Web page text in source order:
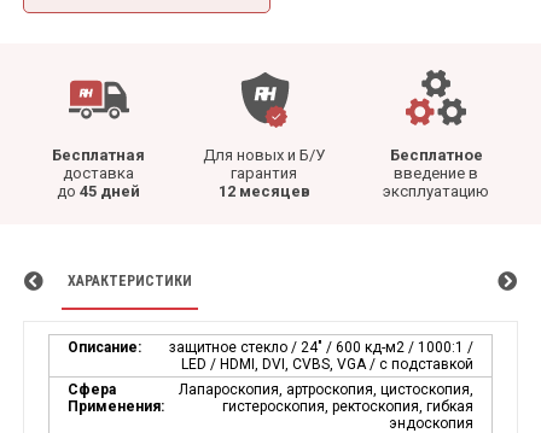
Бесплатная
доставка
до 45 дней
Для новых и Б/У
гарантия
12 месяцев
Бесплатное
введение в
эксплуатацию
ХАРАКТЕРИСТИКИ
Описание:
защитное стекло / 24" / 600 кд-м2 / 1000:1 /
LED / HDMI, DVI, CVBS, VGA / с подставкой
Сфера
Применения:
Лапароскопия, артроскопия, цистоскопия,
гистероскопия, ректоскопия, гибкая
эндоскопия